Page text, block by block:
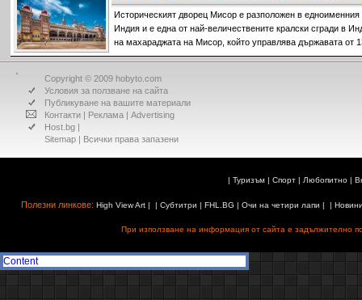
Историческият дворец Мисор е разположен в
Индия и е една от най-величествените кралски сгради в
на махараджата на Мисор, който управлява държавата от
Copyright © 2009 hobyto.com
Условия за ползване на сайта
Публикуване на вашите материали
Контакти | Реклама | Advertising
Host.bg |
Sitemap | Всички права запазени
| Туризъм| Спорт| Любопитно|
Полезни линкове: High View Art| | Субтитри | FHL.BG | Очи на четири лапи | |
При използване на информация от сайта е задължително
Content